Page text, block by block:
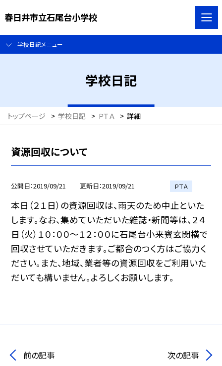
春日井市立石尾台小学校
学校日記メニュー
学校日記
トップページ > 学校日記 > ＰＴＡ > 詳細
資源回収について
公開日 2019/09/21 更新日 2019/09/21 ＰＴＡ
本日（２１日）の資源回収は、雨天のため中止といた
します。なお、集めていただいた雑誌・新聞等は、２４
日（火）１０：００〜１２：００に石尾台小来賓玄関横で
回収させていただきます。ご都合のつく方はご協力く
ださい。また、地域、業者等の資源回収をご利用いた
だいても構いません。よろしくお願いします。
前の記事 次の記事